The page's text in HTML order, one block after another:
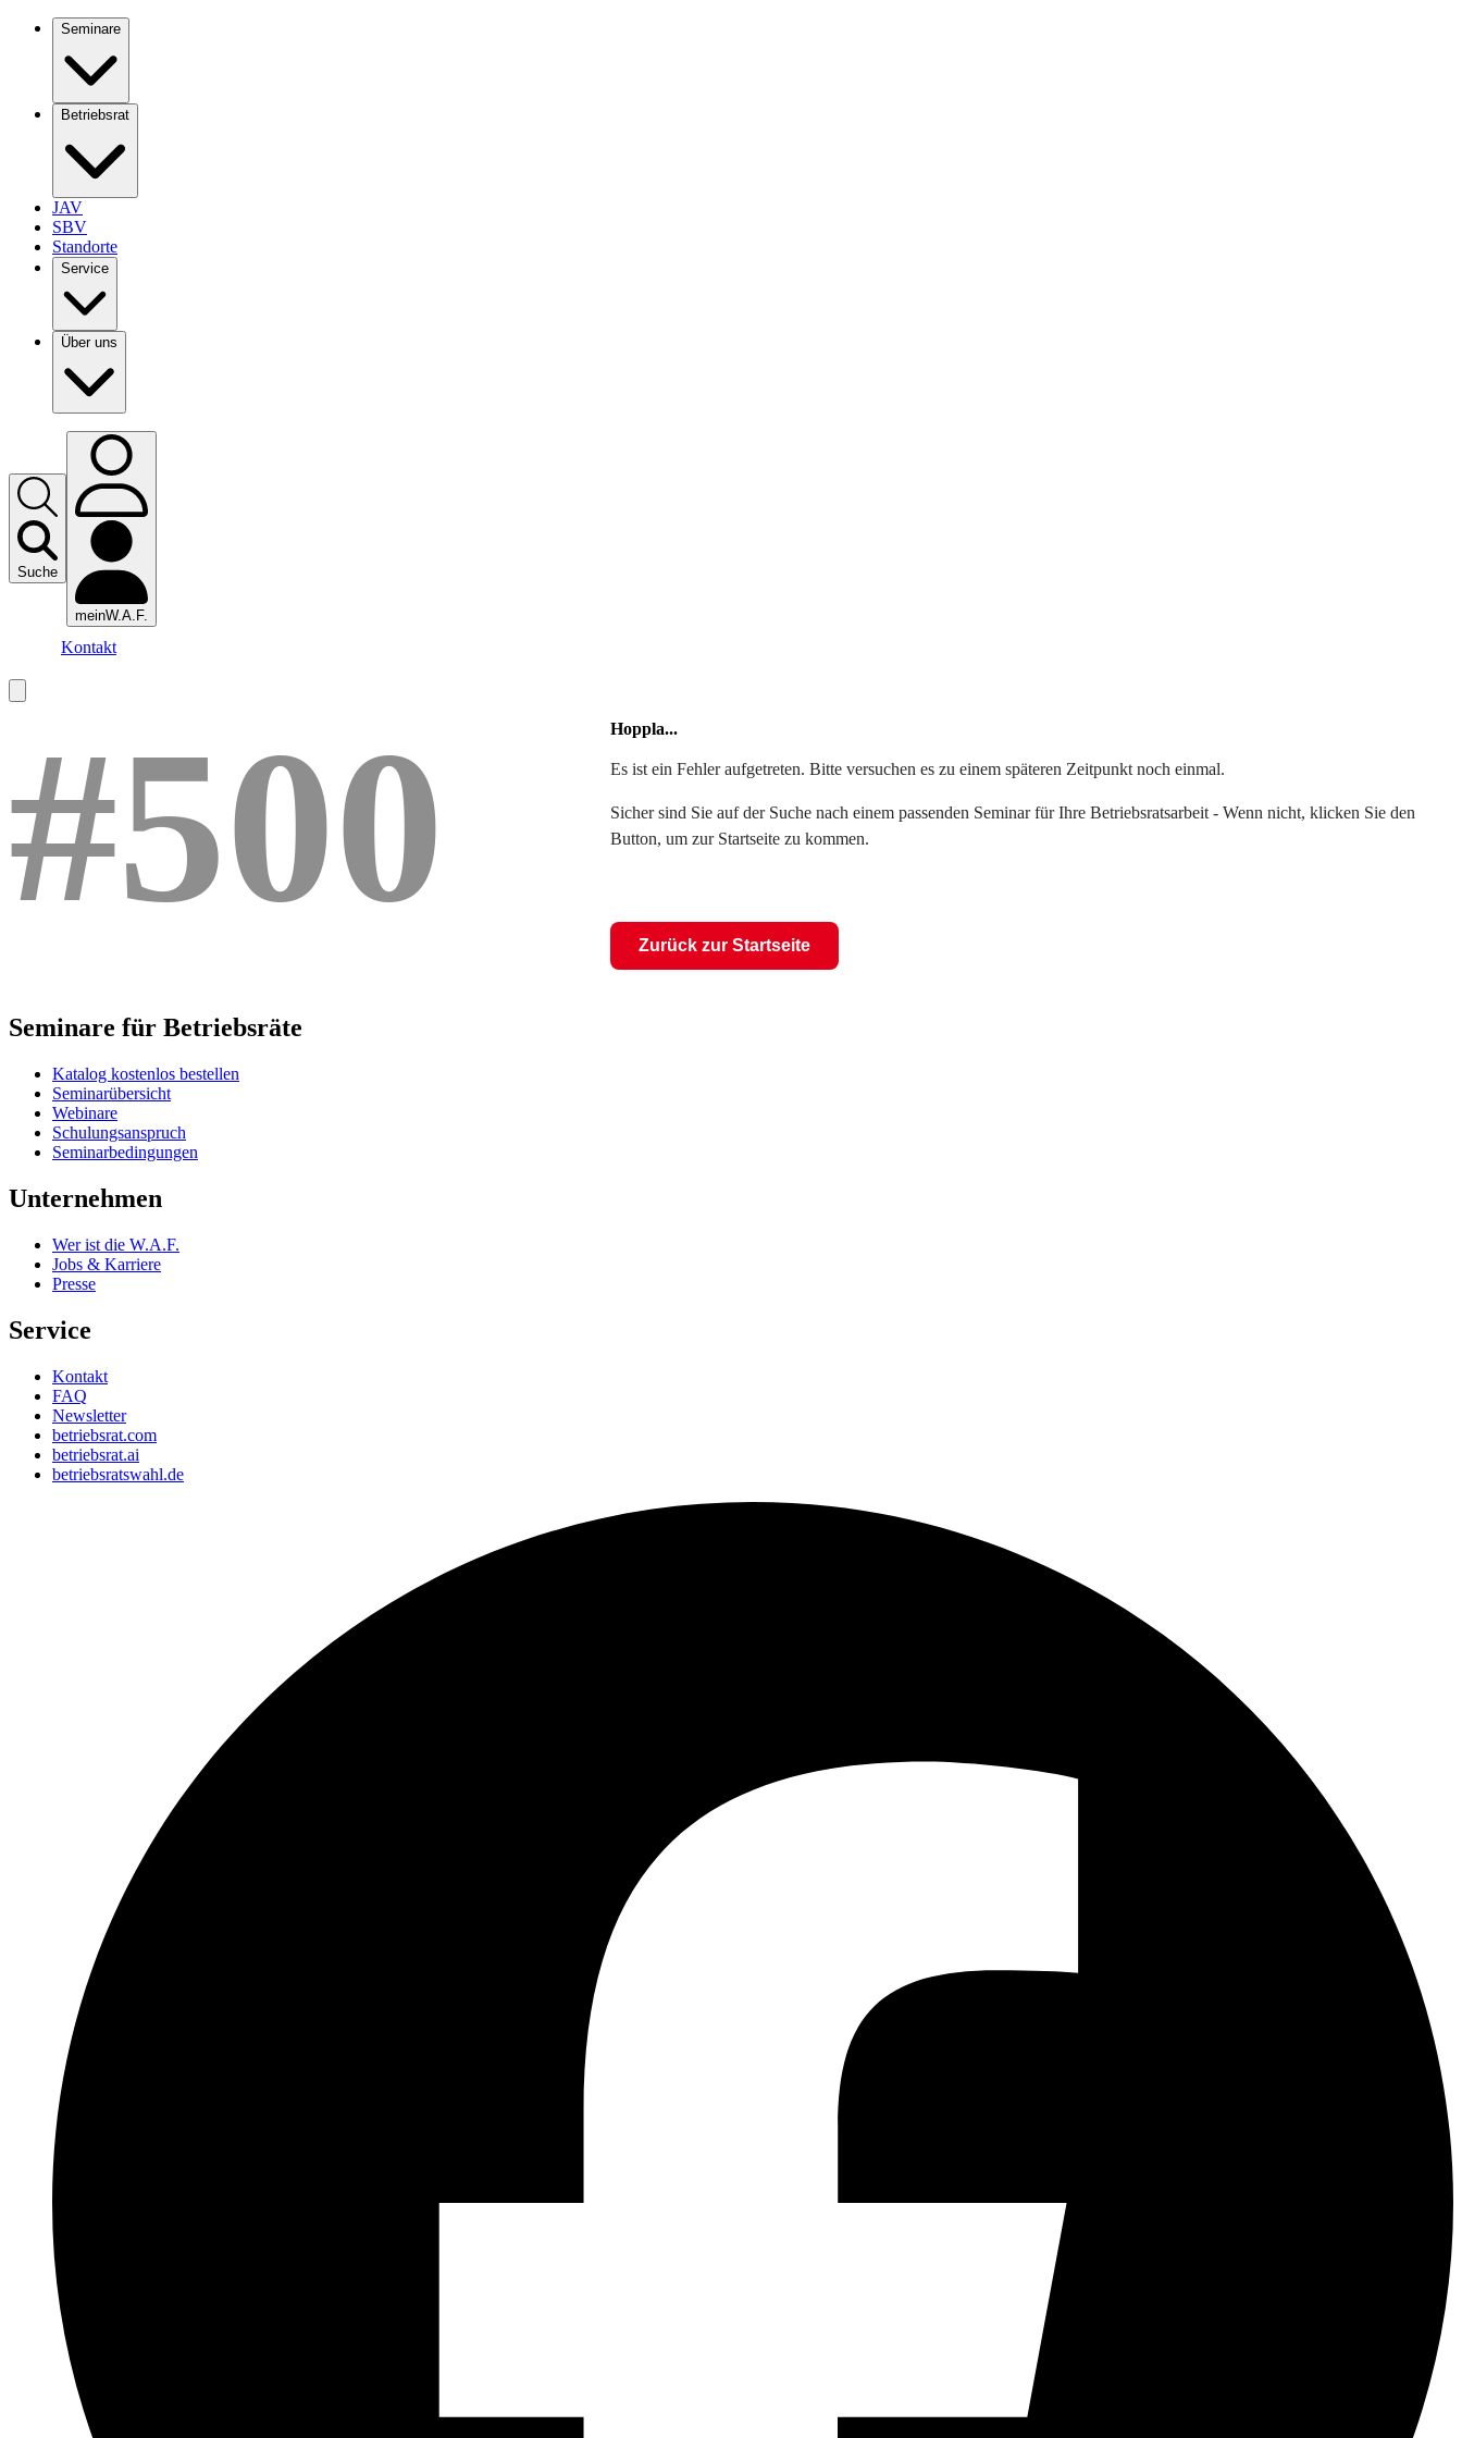
Seminare
Betriebsrat
JAV
SBV
Standorte
Service
Über uns
Suche
meinW.A.F.
Kontakt
#500 Hoppla...
Es ist ein Fehler aufgetreten. Bitte versuchen es zu einem späteren Zeitpunkt noch einmal.
Sicher sind Sie auf der Suche nach einem passenden Seminar für Ihre Betriebsratsarbeit - Wenn nicht, klicken Sie den
Button, um zur Startseite zu kommen.
Zurück zur Startseite
Seminare für Betriebsräte
Katalog kostenlos bestellen
Seminarübersicht
Webinare
Schulungsanspruch
Seminarbedingungen
Unternehmen
Wer ist die W.A.F.
Jobs & Karriere
Presse
Service
Kontakt
FAQ
Newsletter
betriebsrat.com
betriebsrat.ai
betriebsratswahl.de